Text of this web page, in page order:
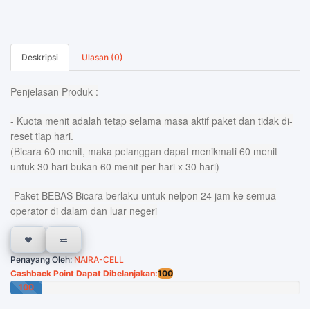
Deskripsi Ulasan (0)
Penjelasan Produk :
- Kuota menit adalah tetap selama masa aktif paket dan tidak di-
reset tiap hari.
(Bicara 60 menit, maka pelanggan dapat menikmati 60 menit
untuk 30 hari bukan 60 menit per hari x 30 hari)
-Paket BEBAS Bicara berlaku untuk nelpon 24 jam ke semua
operator di dalam dan luar negeri
Penayang Oleh:NAIRA-CELL
Cashback Point Dapat Dibelanjakan:100
100